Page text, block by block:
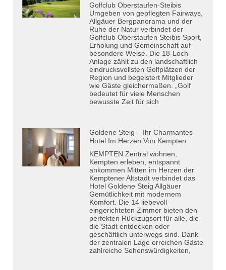
Golfclub Oberstaufen-Steibis
Umgeben von gepflegten Fairways,
Allgäuer Bergpanorama und der
Ruhe der Natur verbindet der
Golfclub Oberstaufen Steibis Sport,
Erholung und Gemeinschaft auf
besondere Weise. Die 18-Loch-
Anlage zählt zu den landschaftlich
eindrucksvollsten Golfplätzen der
Region und begeistert Mitglieder
wie Gäste gleichermaßen. „Golf
bedeutet für viele Menschen
bewusste Zeit für sich
Goldene Steig – Ihr Charmantes
Hotel Im Herzen Von Kempten
KEMPTEN Zentral wohnen,
Kempten erleben, entspannt
ankommen Mitten im Herzen der
Kemptener Altstadt verbindet das
Hotel Goldene Steig Allgäuer
Gemütlichkeit mit modernem
Komfort. Die 14 liebevoll
eingerichteten Zimmer bieten den
perfekten Rückzugsort für alle, die
die Stadt entdecken oder
geschäftlich unterwegs sind. Dank
der zentralen Lage erreichen Gäste
zahlreiche Sehenswürdigkeiten,